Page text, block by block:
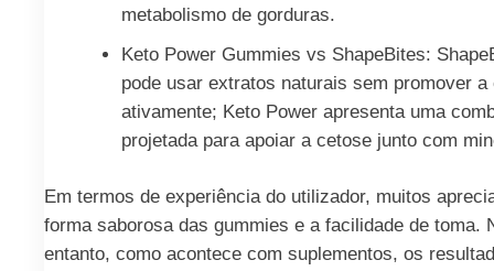
metabolismo de gorduras.
Keto Power Gummies vs ShapeBites:
pode usar extratos naturais sem promover a
ativamente; Keto Power apresenta uma
projetada para apoiar a cetose junto com
Em termos de experiência do utilizador, muitos
forma saborosa das gummies e a facilidade de toma.
entanto, como acontece com suplementos, os